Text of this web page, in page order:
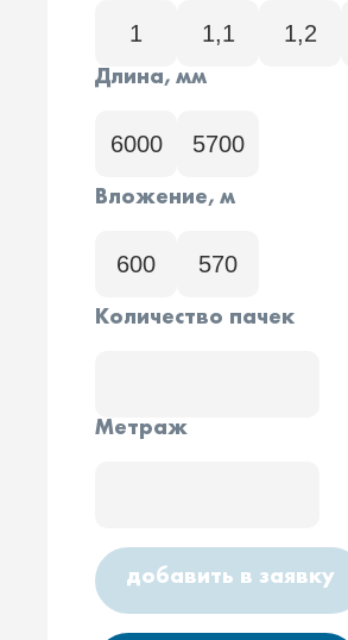
1 1,1 1,2
Длина, мм
6000 5700
Вложение, м
600 570
Количество пачек
Метраж
добавить в заявку